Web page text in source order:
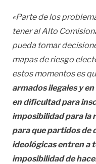
«Parte de los
tener al Alto
pueda tomar
mapas de riesgo
estos momentos es
armados ilegales y
en dificultad para
imposibilidad para la
para que partidos de
ideológicas entren a
imposibilidad de